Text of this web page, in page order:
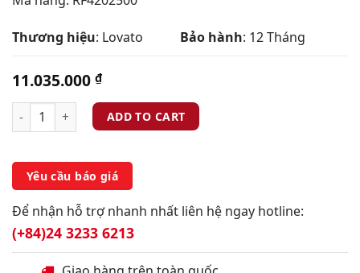
Thương hiệu: Lovato Bảo hành: 12 Tháng
11.035.000 ₫
ADD TO CART
Yêu cầu báo giá
Để nhận hỗ trợ nhanh nhất liên hệ ngay hotline:
(+84)24 3233 6213